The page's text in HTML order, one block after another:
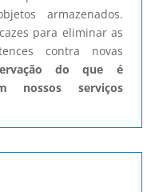
armazenados.
para eliminar as
contra novas
do que é
nossos serviços